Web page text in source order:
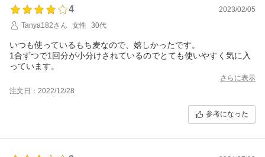
4
2023/02/05
Tanya182さん
女性 30代
いつも使っているもち麦なので、嬉しかったです。
1合ずつで1回分が小分けされているのでとても使いやすく気に入
っています。
さらに表示
注文日：2022/12/28
参考になった